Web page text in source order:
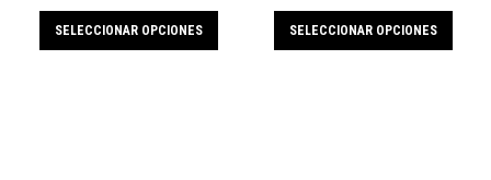
SELECCIONAR OPCIONES SELECCIONAR OPCIONES